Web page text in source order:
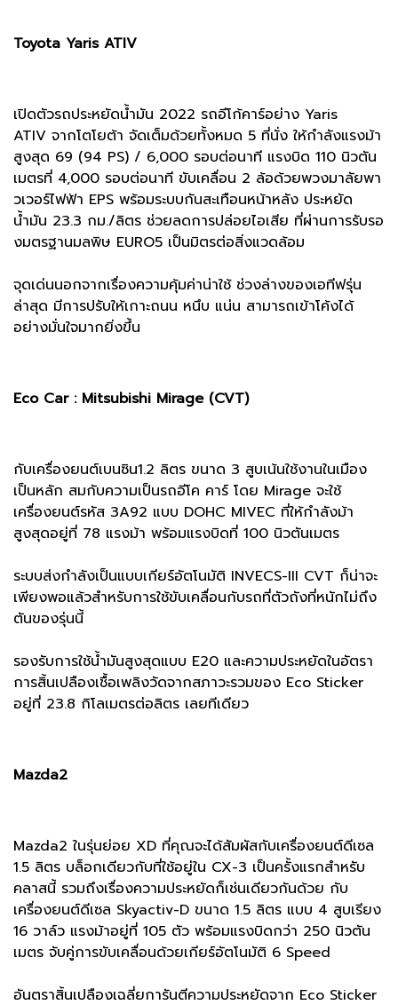
Toyota Yaris ATIV
เปิดตัวรถประหยัดน้ำมัน 2022 รถอีโก้คาร์อย่าง Yaris
ATIV จากโตโยต้า จัดเต็มด้วยทั้งหมด 5 ที่นั่ง ให้กำลังแรงม้า
สูงสุด 69 (94 PS) / 6,000 รอบต่อนาที แรงบิด 110 นิวตัน
เมตรที่ 4,000 รอบต่อนาที ขับเคลื่อน 2 ล้อด้วยพวงมาลัยพา
วเวอร์ไฟฟ้า EPS พร้อมระบบกันสะเทือนหน้าหลัง ประหยัด
น้ำมัน 23.3 กม./ลิตร ช่วยลดการปล่อยไอเสีย ที่ผ่านการรับรอ
งมตรฐานมลพิษ EURO5 เป็นมิตรต่อสิ่งแวดล้อม
จุดเด่นนอกจากเรื่องความคุ้มค่าน่าใช้ ช่วงล่างของเอทีฟรุ่น
ล่าสุด มีการปรับให้เกาะถนน หนึบ แน่น สามารถเข้าโค้งได้
อย่างมั่นใจมากยิ่งขึ้น
Eco Car : Mitsubishi Mirage (CVT)
กับเครื่องยนต์เบนซิน1.2 ลิตร ขนาด 3 สูบเน้นใช้งานในเมือง
เป็นหลัก สมกับความเป็นรถอีโค คาร์ โดย Mirage จะใช้
เครื่องยนต์รหัส 3A92 แบบ DOHC MIVEC ที่ให้กำลังม้า
สูงสุดอยู่ที่ 78 แรงม้า พร้อมแรงบิดที่ 100 นิวตันเมตร
ระบบส่งกำลังเป็นแบบเกียร์อัตโนมัติ INVECS-III CVT ก็น่าจะ
เพียงพอแล้วสำหรับการใช้ขับเคลื่อนกับรถที่ตัวถังที่หนักไม่ถึง
ตันของรุ่นนี้
รองรับการใช้น้ำมันสูงสุดแบบ E20 และความประหยัดในอัตรา
การสิ้นเปลืองเชื้อเพลิงวัดจากสภาวะรวมของ Eco Sticker
อยู่ที่ 23.8 กิโลเมตรต่อลิตร เลยทีเดียว
Mazda2
Mazda2 ในรุ่นย่อย XD ที่คุณจะได้สัมผัสกับเครื่องยนต์ดีเซล
1.5 ลิตร บล็อกเดียวกับที่ใช้อยู่ใน CX-3 เป็นครั้งแรกสำหรับ
คลาสนี้ รวมถึงเรื่องความประหยัดก็เช่นเดียวกันด้วย กับ
เครื่องยนต์ดีเซล Skyactiv-D ขนาด 1.5 ลิตร แบบ 4 สูบเรียง
16 วาล์ว แรงม้าอยู่ที่ 105 ตัว พร้อมแรงบิดกว่า 250 นิวตัน
เมตร จับคู่การขับเคลื่อนด้วยเกียร์อัตโนมัติ 6 Speed
อันตราสิ้นเปลืองเฉลี่ยการันตีความประหยัดจาก Eco Sticker